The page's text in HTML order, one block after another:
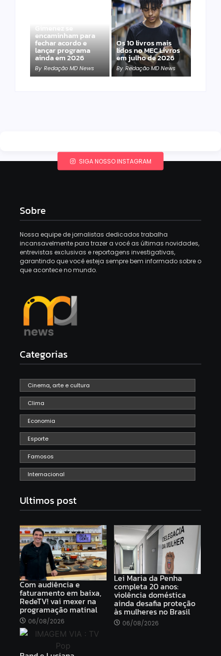
Gimenez se
encaminham para
fechar acordo e
lançar programa
ainda em 2026
By Redação MD News
Os 10 livros mais
lidos no MEC Livros
em julho de 2026
By Redação MD News
SIGA NOSSO INSTAGRAM
Sobre
Nossa equipe de jornalistas dedicados trabalha
incansavelmente para trazer a você as últimas novidades,
entrevistas exclusivas e reportagens investigativas,
garantindo que você esteja sempre bem informado sobre o
que acontece no mundo.
Categorias
Cinema, arte e cultura
Clima
Economia
Esporte
Famosos
Internacional
Ultimos post
Com audiência e
faturamento em baixa,
RedeTV! vai mexer na
programação matinal
06/08/2026
Lei Maria da Penha
completa 20 anos:
violência doméstica
ainda desafia proteção
às mulheres no Brasil
06/08/2026